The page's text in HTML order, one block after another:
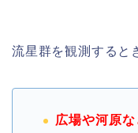
流星群を観測すると
広場や河原